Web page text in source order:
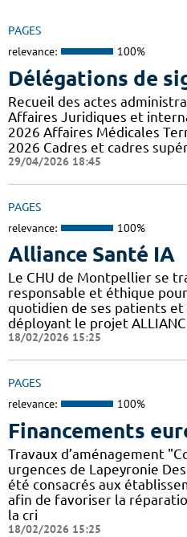
PAGES
relevance: 100%
Délégations de
Recueil des actes
Affaires Juridiques et
2026 Affaires Médicales
2026 Cadres et cadres
29/04/2026 18:45
PAGES
relevance: 100%
Alliance Santé IA
Le CHU de Montpellier se
responsable et éthique
quotidien de ses patients
déployant le projet
18/02/2026 15:25
PAGES
relevance: 100%
Financements
Travaux d’aménagement
urgences de Lapeyronie
été consacrés aux
afin de favoriser la
la cri
18/02/2026 15:25